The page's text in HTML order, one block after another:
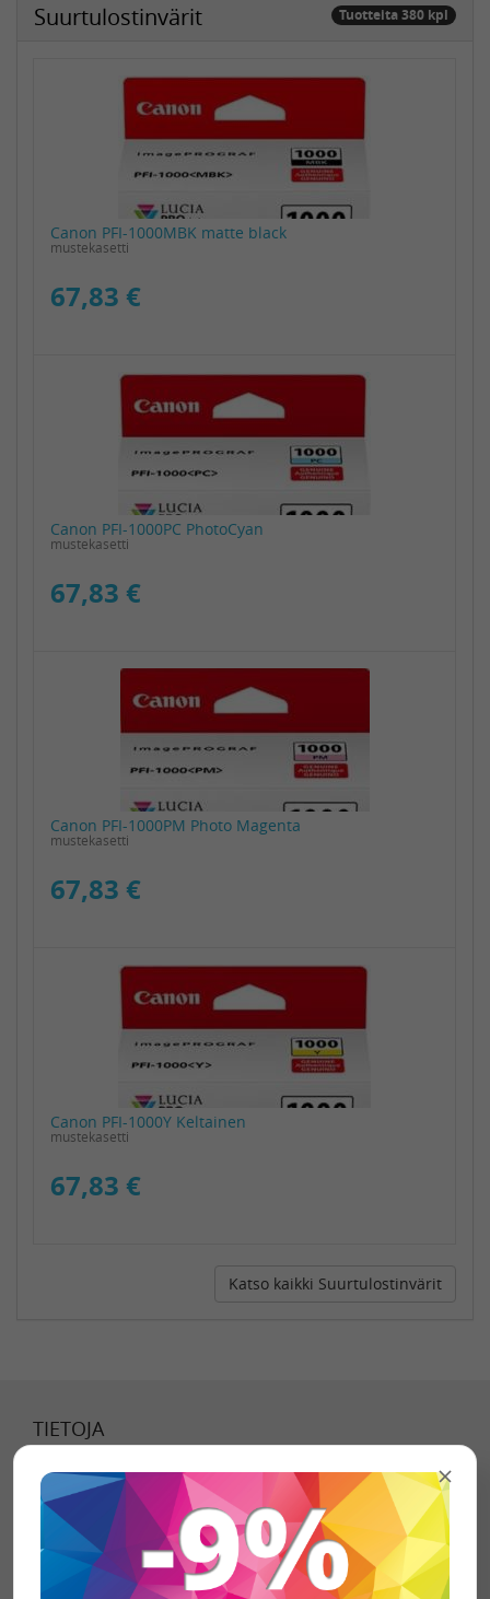
Suurtulostinvärit Tuotteita 380 kpl
Canon PFI-1000MBK matte black
mustekasetti
67,83 €
Canon PFI-1000PC PhotoCyan
mustekasetti
67,83 €
Canon PFI-1000PM Photo Magenta
mustekasetti
67,83 €
Canon PFI-1000Y Keltainen
mustekasetti
67,83 €
Katso kaikki Suurtulostinvärit
TIETOJA
Tietoa meistä
Toimitustavat
Toimitusehdot